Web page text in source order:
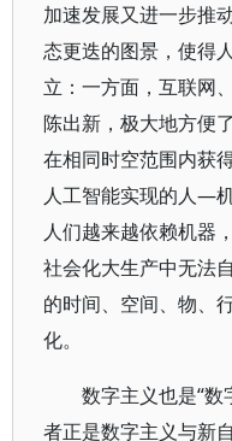
加速发展又进一步推
态更迭的图景，使得
立：一方面，互联网
陈出新，极大地方便
在相同时空范围内获
人工智能实现的人—
人们越来越依赖机器
社会化大生产中无法
的时间、空间、物、
化。
数字主义也是“
者正是数字主义与新